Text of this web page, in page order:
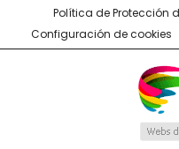
Política de Protección
Configuración de cookies